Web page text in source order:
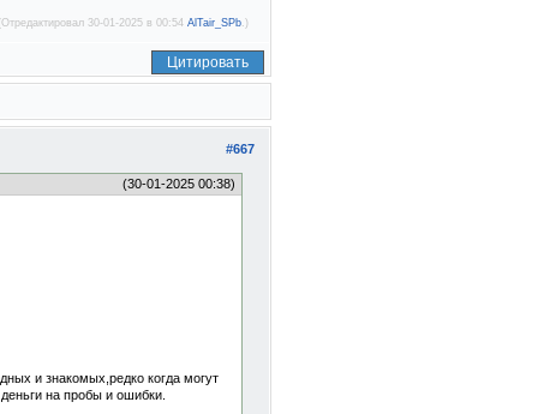
30-01-2025 в 00:54 AlTair_SPb.)
Цитировать
#667
(30-01-2025 00:38)
и знакомых,редко когда могут
на пробы и ошибки.